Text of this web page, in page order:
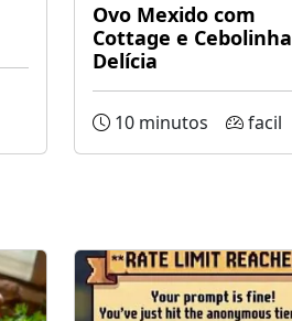
Ovo Mexido com
Cottage e Cebolinha
Delícia
10 minutos facil